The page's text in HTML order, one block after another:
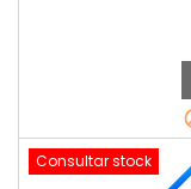
Consultar stock